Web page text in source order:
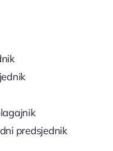
predsjednik